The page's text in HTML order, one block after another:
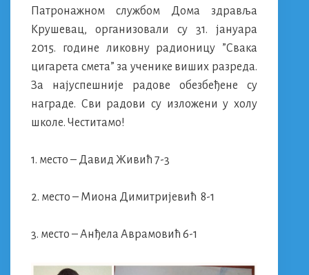
Патронажном службом Дома здравља
Крушевац, организовали су 31. јануара
2015. године ликовну радионицу ”Свака
цигарета смета” за ученике виших разреда.
За најуспешније радове обезбеђене су
награде. Сви радови су изложени у холу
школе. Честитамо!
1. место – Давид Живић 7-3
2. место – Миона Димитријевић 8-1
3. место – Анђела Аврамовић 6-1